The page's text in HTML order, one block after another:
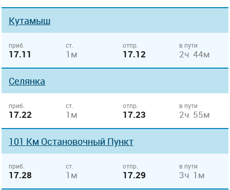
Кутамыш
приб.
17.11
ст.
1м
отпр.
17.12
в пути
2ч 44м
Селянка
приб.
17.22
ст.
1м
отпр.
17.23
в пути
2ч 55м
101 Км Остановочный Пункт
приб.
17.28
ст.
1м
отпр.
17.29
в пути
3ч 1м